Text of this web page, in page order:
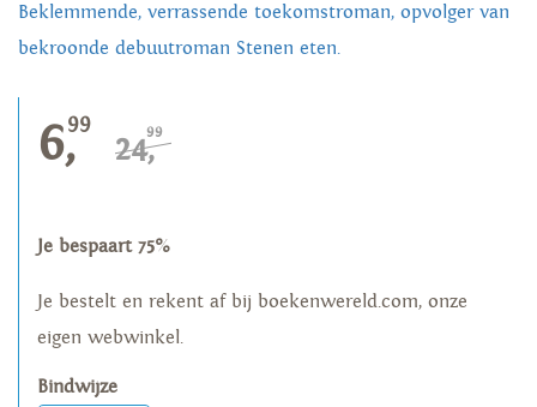
Beklemmende, verrassende toekomstroman, opvolger van
bekroonde debuutroman Stenen eten.
6,99
24,99
Je bespaart 75%
Je bestelt en rekent af bij boekenwereld.com, onze
eigen webwinkel.
Bindwijze